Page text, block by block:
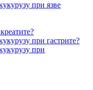
при язве
при гастрите?
при